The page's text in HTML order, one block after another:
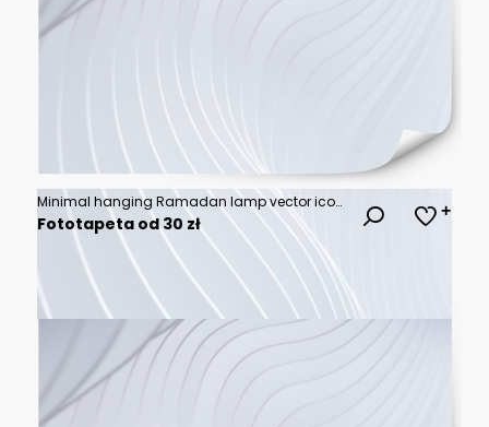
Minimal hanging Ramadan lamp vector icon with delicate crescent curve, clean thin line Islamic ornament, festive lantern silhouette, elegant scalable illustration for Eid decor on white
Fototapeta od 30 zł